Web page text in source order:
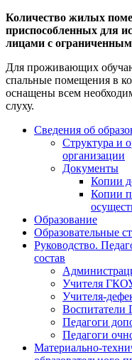
Количество жилых
приспособленных для
лицами с
Для проживающих
спальные помещения в
оснащены всем
слуху.
Сведения об
Структура и
организации
Документы
Копии
Копии
Образование
Образовательные
Руководство.
состав
Учителя
Учителя-
Педагоги
Педагоги
Материально-